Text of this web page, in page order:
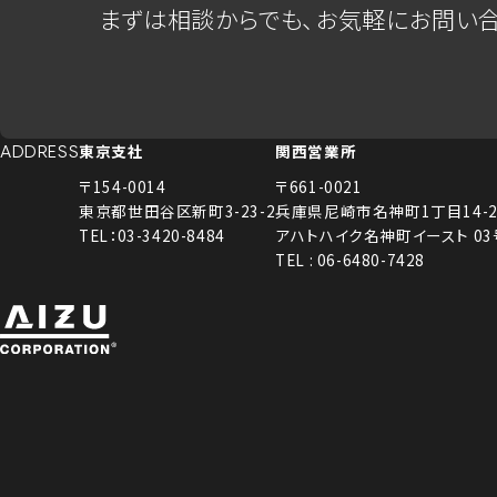
まずは相談からでも、お気軽にお問い
ADDRESS東京支社
〒154-0014
東京都世田谷区新町3-23-2
TEL：03-3420-8484
関西営業所
〒661-0021
兵庫県尼崎市名神町1丁目14-
アハトハイク名神町イースト 03
TEL : 06-6480-7428